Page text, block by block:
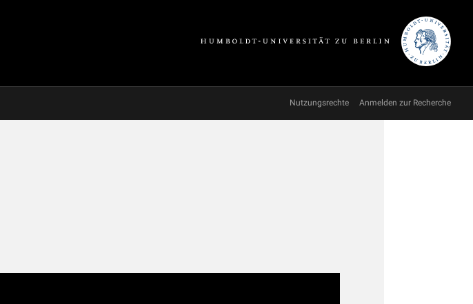
Nutzungsrechte Anmelden zur Recherche